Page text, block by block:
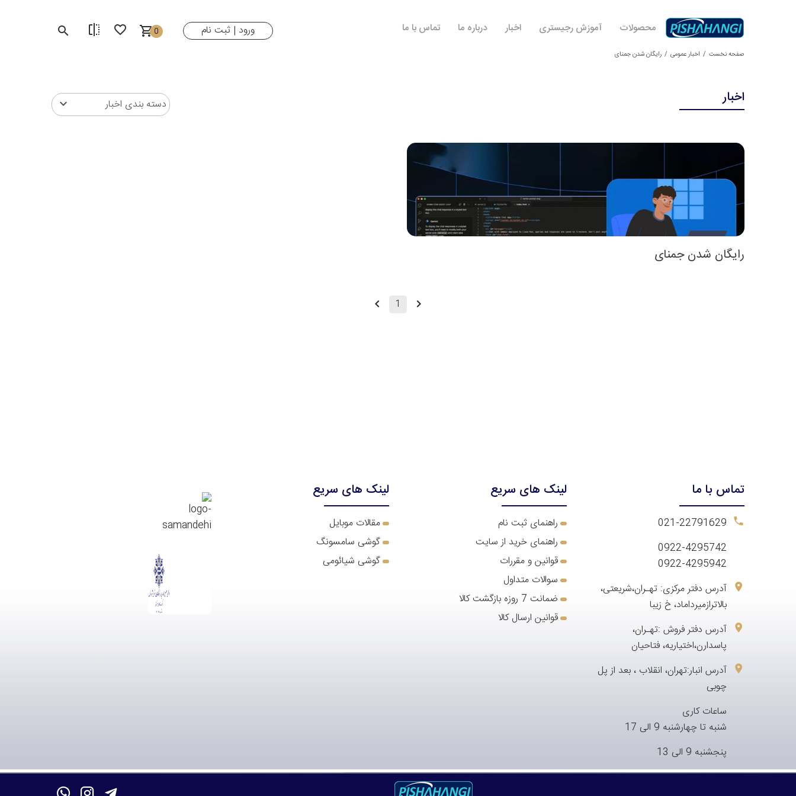
محصولات آموزش رجیستری اخبار درباره ما تماس با ما 0 ورود | ثبت نام
صفحه نخست اخبار عمومی رایگان شدن جمنای
اخبار دسته بندی اخبار
رایگان شدن جمنای
1
تماس با ما
021-22791629
0922-4295742
0922-4295942
آدرس دفتر مرکزی: تهـران،شریعتی،
بالاترازمیرداماد، خ زیبا
آدرس دفتر فروش :تهـران،
پاسدارن،اختیاریه، فتاحیان
آدرس انبار:تهران، انقلاب ، بعد از پل
چوبی
ساعات کاری
شنبه تا چهارشنبه 9 الی 17
پنجشنبه 9 الی 13
لینک های سریع
راهنمای ثبت نام
راهنمای خرید از سایت
قوانین و مقررات
سوالات متداول
ضمانت 7 روزه بازگشت کالا
قوانین ارسال کالا
لینک های سریع
مقالات موبایل
گوشی سامسونگ
گوشی شیائومی